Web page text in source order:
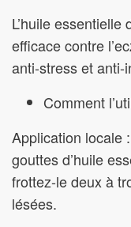
L’huile
efficace contre
anti-stress et anti-
Comment
Application locale
gouttes d’huile
frottez-le deux à
lésées.